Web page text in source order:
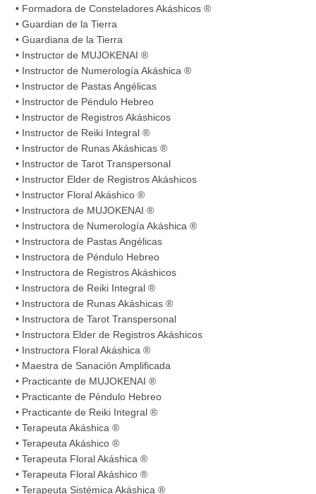
• Formadora de Consteladores Akáshicos ®
• Guardian de la Tierra
• Guardiana de la Tierra
• Instructor de MUJOKENAI ®
• Instructor de Numerología Akáshica ®
• Instructor de Pastas Angélicas
• Instructor de Péndulo Hebreo
• Instructor de Registros Akáshicos
• Instructor de Reiki Integral ®
• Instructor de Runas Akáshicas ®
• Instructor de Tarot Transpersonal
• Instructor Elder de Registros Akáshicos
• Instructor Floral Akáshico ®
• Instructora de MUJOKENAI ®
• Instructora de Numerología Akáshica ®
• Instructora de Pastas Angélicas
• Instructora de Péndulo Hebreo
• Instructora de Registros Akáshicos
• Instructora de Reiki Integral ®
• Instructora de Runas Akáshicas ®
• Instructora de Tarot Transpersonal
• Instructora Elder de Registros Akáshicos
• Instructora Floral Akáshica ®
• Maestra de Sanación Amplificada
• Practicante de MUJOKENAI ®
• Practicante de Péndulo Hebreo
• Practicante de Reiki Integral ®
• Terapeuta Akáshica ®
• Terapeuta Akáshico ®
• Terapeuta Floral Akáshica ®
• Terapeuta Floral Akáshico ®
• Terapeuta Sistémica Akáshica ®